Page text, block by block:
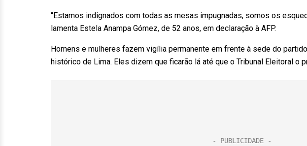
“Estamos indignados com todas as mesas impugnadas, somos os
lamenta Estela Anampa Gómez, de 52 anos, em declaração à AFP.
Homens e mulheres fazem vigília permanente em frente à sede do
histórico de Lima. Eles dizem que ficarão lá até que o Tribunal Eleitoral o